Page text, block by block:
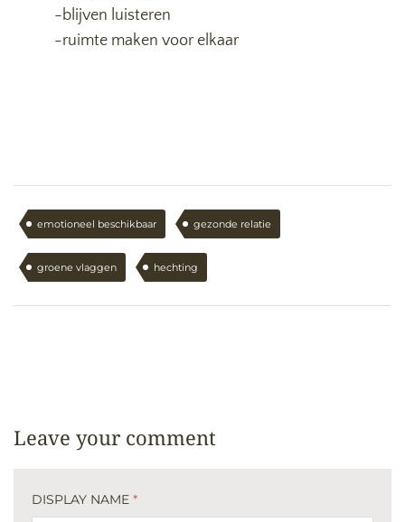
-blijven luisteren
-ruimte maken voor elkaar
emotioneel beschikbaar gezonde relatie
groene vlaggen hechting
Leave your comment
DISPLAY NAME *